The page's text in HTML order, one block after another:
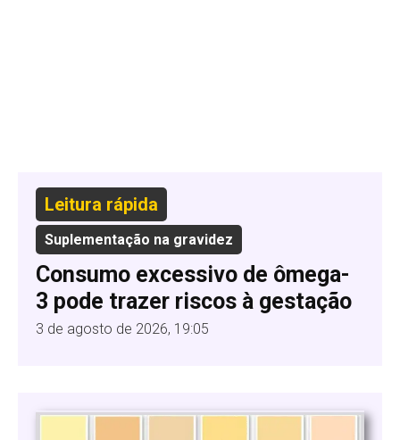
Leitura rápida
Suplementação na gravidez
Consumo excessivo de ômega-
3 pode trazer riscos à gestação
3 de agosto de 2026, 19:05